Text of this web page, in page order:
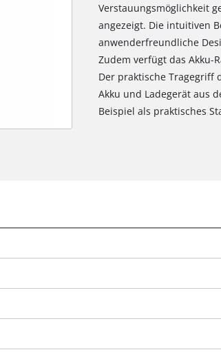
Wir benötigen deine
Verstauungsmöglichkeit
angezeigt. Die intuitiven
anwenderfreundliche
Zudem verfügt das Akku-
Der praktische Tragegriff
Akku und Ladegerät aus
Beispiel als praktisches